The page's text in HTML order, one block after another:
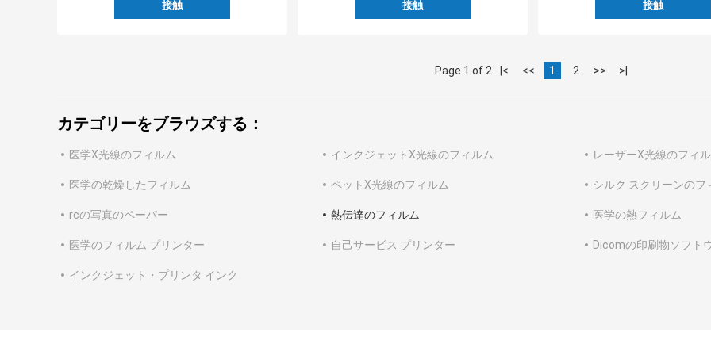
接触 接触 接触
Page 1 of 2 |< << 1 2 >> >|
カテゴリーをブラウズする：
医学X光線のフィルム インクジェットX光線のフィルム レーザーX光線のフィ
医学の乾燥したフィルム ペットX光線のフィルム シルク スクリーンのフ
rcの写真のペーパー 熱伝達のフィルム 医学の熱フィルム
医学のフィルム プリンター 自己サービス プリンター Dicomの印刷物ソフト
インクジェット・プリンタ インク